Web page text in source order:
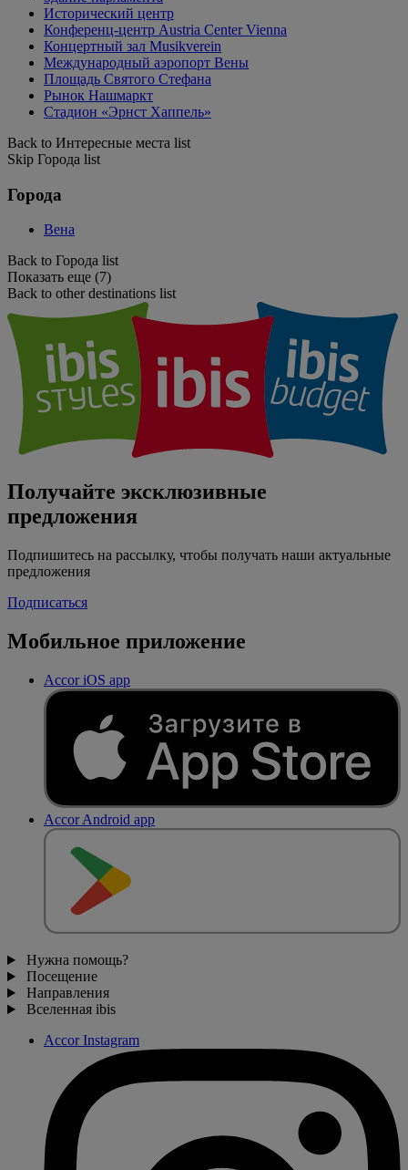
Исторический центр
Конференц-центр Austria Center Vienna
Концертный зал Musikverein
Международный аэропорт Вены
Площадь Святого Стефана
Рынок Нашмаркт
Стадион «Эрнст Хаппель»
Back to Интересные места list
Skip Города list
Города
Вена
Back to Города list
Показать еще (7)
Back to other destinations list
Получайте эксклюзивные
предложения
Подпишитесь на рассылку, чтобы получать наши актуальные
предложения
Подписаться
Мобильное приложение
Accor iOS app
Accor Android app
Нужна помощь?
Посещение
Направления
Вселенная ibis
Accor Instagram